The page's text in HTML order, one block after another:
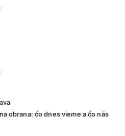
obrana: čo dnes vieme a čo nás